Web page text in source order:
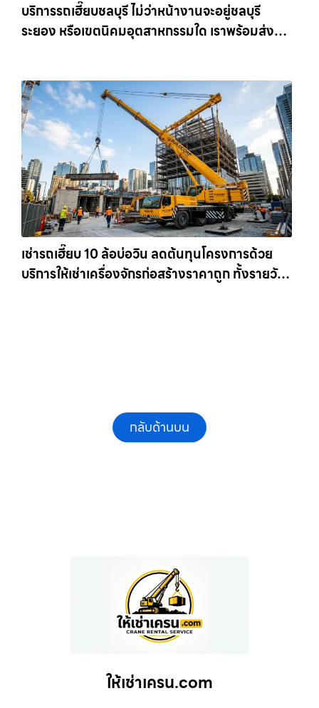
บริการรถเฮี๊ยบชลบุรี ไม่ว่าหน้างานจะอยู่ชลบุรี
ระยอง หรือเขตนิคมอุตสาหกรรมใด เราพร้อมส่งรถ
เช่ารถเฮี๊ยบ 10 ล้อบ่อวิน ลดต้นทุนโครงการด้วย
บริการให้เช่าเครื่องจักรก่อสร้างราคาถูก ทั้งรายวัน
กลับด้านบน
ให้เช่าเครน.com